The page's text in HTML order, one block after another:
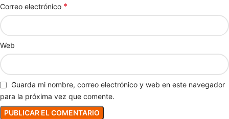
Correo electrónico *
Web
Guarda mi nombre, correo electrónico y web en este navegador
para la próxima vez que comente.